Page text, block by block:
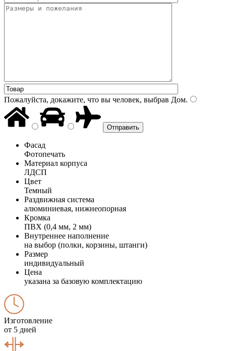
Пожалуйста, докажите, что вы человек, выбрав Дом.
Фасад
Фотопечать
Материал корпуса
ЛДСП
Цвет
Темный
Раздвижная система
алюминиевая, нижнеопорная
Кромка
ПВХ (0,4 мм, 2 мм)
Внутреннее наполнение
на выбор (полки, корзины, штанги)
Размер
индивидуальный
Цена
указана за базовую комплектацию
Изготовление
от 5 дней